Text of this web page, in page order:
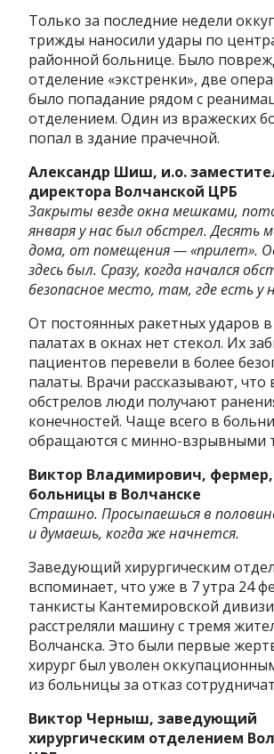
Только за последние недели
трижды наносили удары по
районной больнице. Было
отделение «экстренки», две
было попадание рядом с
отделением. Один из вражеских
попал в здание прачечной.
Александр Шиш, и.о.
директора Волчанской ЦРБ
Закрыты везде окна мешками,
января у нас был обстрел. Десять
дома, от помещения — «прилет».
здесь был. Сразу, когда начался
безопасное место, там, где есть у
От постоянных ракетных ударов
палатах в окнах нет стекол. Их
пациентов перевели в более
палаты. Врачи рассказывают, что
обстрелов люди получают
конечностей. Чаще всего в
обращаются с минно-взрывными
Виктор Владимирович,
больницы в Волчанске
Страшно. Просыпаешься в
и думаешь, когда же начнется.
Заведующий хирургическим
вспоминает, что уже в 7 утра 24
танкисты Кантемировской
расстреляли машину с тремя
Волчанска. Это были первые
хирург был уволен
из больницы за отказ
Виктор Черныш, заведующий
хирургическим отделением